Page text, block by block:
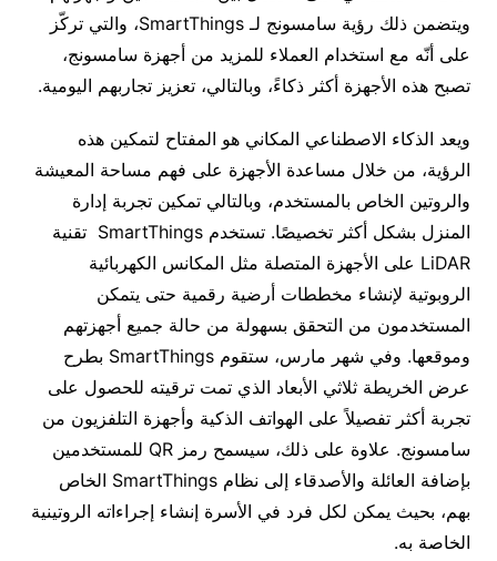
ويتضمن ذلك رؤية سامسونج لـ SmartThings، والتي تركّز
على أنّه مع استخدام العملاء للمزيد من أجهزة سامسونج،
تصبح هذه الأجهزة أكثر ذكاءً، وبالتالي، تعزيز تجاربهم اليومية.
ويعد الذكاء الاصطناعي المكاني هو المفتاح لتمكين هذه
الرؤية، من خلال مساعدة الأجهزة على فهم مساحة المعيشة
والروتين الخاص بالمستخدم، وبالتالي تمكين تجربة إدارة
المنزل بشكل أكثر تخصيصًا. تستخدم SmartThings تقنية
LiDAR على الأجهزة المتصلة مثل المكانس الكهربائية
الروبوتية لإنشاء مخططات أرضية رقمية حتى يتمكن
المستخدمون من التحقق بسهولة من حالة جميع أجهزتهم
وموقعها. وفي شهر مارس، ستقوم SmartThings بطرح
عرض الخريطة ثلاثي الأبعاد الذي تمت ترقيته للحصول على
تجربة أكثر تفصيلاً على الهواتف الذكية وأجهزة التلفزيون من
سامسونج. علاوة على ذلك، سيسمح رمز QR للمستخدمين
بإضافة العائلة والأصدقاء إلى نظام SmartThings الخاص
بهم، بحيث يمكن لكل فرد في الأسرة إنشاء إجراءاته الروتينية
الخاصة به.